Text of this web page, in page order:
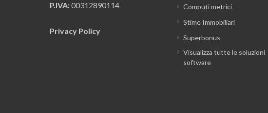
P.IVA:00312890114
Privacy Policy
Computi metrici
Stime Immobiliari
Superbonus
Visualizza tutte le soluzioni
software